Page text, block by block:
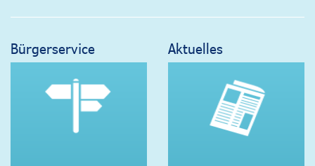
Bürgerservice Aktuelles